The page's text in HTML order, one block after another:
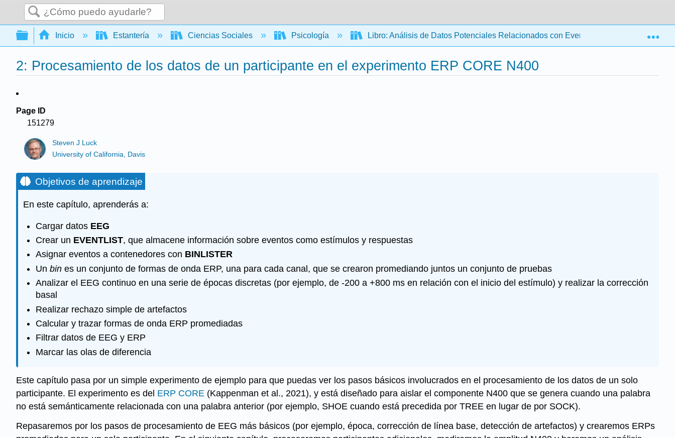
Buscar
Expandir/contraer jerarquía global
Inicio Estantería Ciencias Sociales Psicología Libro: Análisis de Datos Potenciales Relacionados con Eventos Aplicados (Suerte)
2: Procesamiento de los datos de un participante en el experimento ERP CORE N400
Page ID
151279
Steven J Luck
University of California, Davis
Objetivos de aprendizaje
En este capítulo, aprenderás a:
Cargar datos EEG
Crear un EVENTLIST, que almacene información sobre eventos como estímulos y respuestas
Asignar eventos a contenedores con BINLISTER
Un bines un conjunto de formas de onda ERP, una para cada canal, que se crearon promediando juntos un conjunto de pruebas
Analizar el EEG continuo en una serie de épocas discretas (por ejemplo, de -200 a +800 ms en relación con el inicio del estímulo) y realizar la corrección
basal
Realizar rechazo simple de artefactos
Calcular y trazar formas de onda ERP promediadas
Filtrar datos de EEG y ERP
Marcar las olas de diferencia
Este capítulo pasa por un simple experimento de ejemplo para que puedas ver los pasos básicos involucrados en el procesamiento de los datos de un solo
participante. El experimento es del ERP CORE (Kappenman et al., 2021), y está diseñado para aislar el componente N400 que se genera cuando una palabra
no está semánticamente relacionada con una palabra anterior (por ejemplo, SHOE cuando está precedida por TREE en lugar de por SOCK).
Repasaremos por los pasos de procesamiento de EEG más básicos (por ejemplo, época, corrección de línea base, detección de artefactos) y crearemos ERPs